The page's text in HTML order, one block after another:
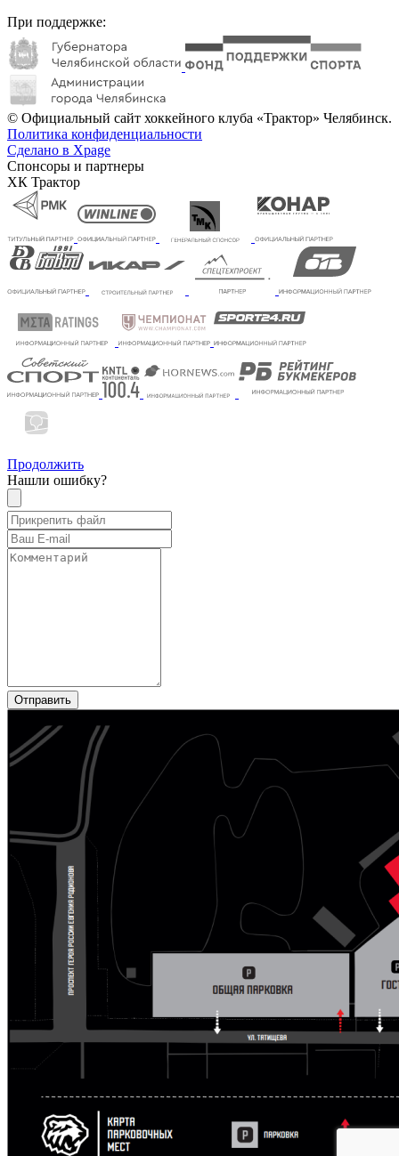
При поддержке:
© Официальный сайт хоккейного клуба «Трактор» Челябинск.
Политика конфиденциальности
Сделано в Xpage
Спонсоры и партнеры
ХК Трактор
Продолжить
Нашли ошибку?